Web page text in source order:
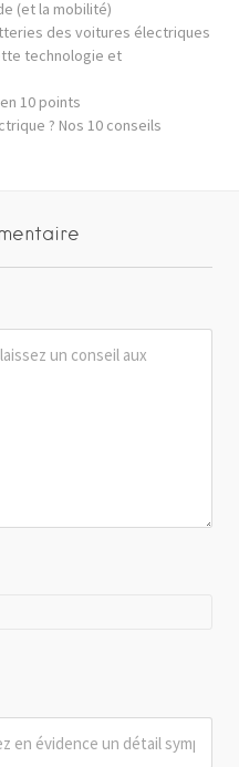
(et la mobilité)
des voitures électriques
technologie et
10 points
? Nos 10 conseils